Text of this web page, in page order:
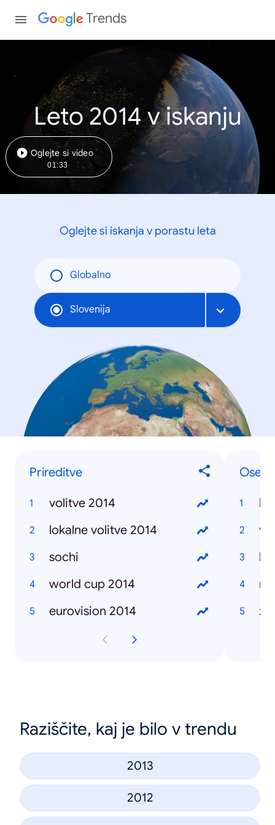
Trends
Leto 2014 v iskanju
Oglejte si video
01:33
Oglejte si iskanja v porastu leta
Globalno
Slovenija
Prireditve
volitve 2014
lokalne volitve 2014
sochi
world cup 2014
eurovision 2014
Raziščite, kaj je bilo v trendu
2013
2012